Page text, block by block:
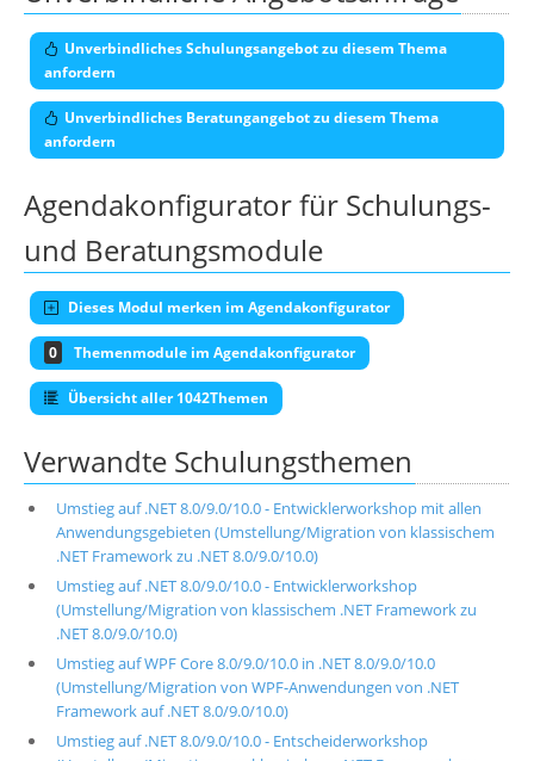
Unverbindliches Schulungsangebot zu diesem Thema
anfordern
Unverbindliches Beratungangebot zu diesem Thema
anfordern
Agendakonfigurator für Schulungs-
und Beratungsmodule
Dieses Modul merken im Agendakonfigurator
0 Themenmodule im Agendakonfigurator
Übersicht aller 1042Themen
Verwandte Schulungsthemen
Umstieg auf .NET 8.0/9.0/10.0 - Entwicklerworkshop mit allen
Anwendungsgebieten (Umstellung/Migration von klassischem
.NET Framework zu .NET 8.0/9.0/10.0)
Umstieg auf .NET 8.0/9.0/10.0 - Entwicklerworkshop
(Umstellung/Migration von klassischem .NET Framework zu
.NET 8.0/9.0/10.0)
Umstieg auf WPF Core 8.0/9.0/10.0 in .NET 8.0/9.0/10.0
(Umstellung/Migration von WPF-Anwendungen von .NET
Framework auf .NET 8.0/9.0/10.0)
Umstieg auf .NET 8.0/9.0/10.0 - Entscheiderworkshop